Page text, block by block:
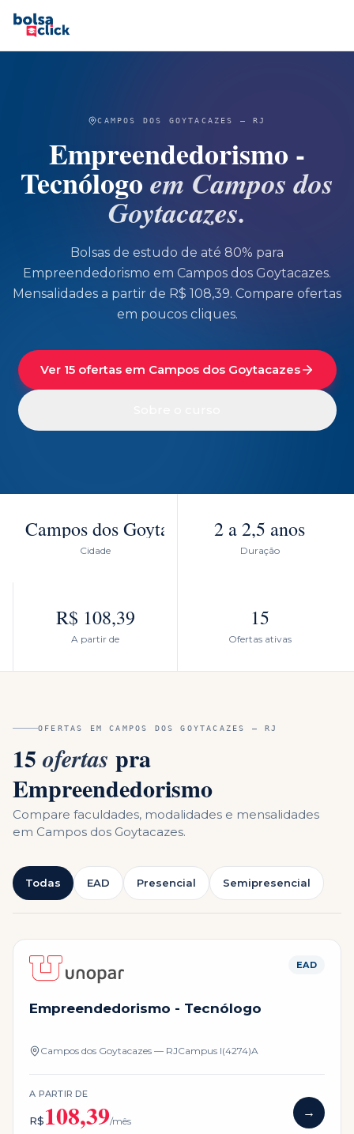
CAMPOS DOS GOYTACAZES —RJ
Empreendedorismo -
Tecnólogoem Campos dos
Goytacazes.
Bolsas de estudo de até 80% para
Empreendedorismo em Campos dos Goytacazes.
Mensalidades a partir de R$ 108,39. Compare ofertas
em poucos cliques.
Ver 15 ofertas em Campos dos Goytacazes
Campos dos Goytacazes
Cidade
2 a 2,5 anos
Duração
R$ 108,39
A partir de
15
Ofertas ativas
OFERTAS EMCAMPOS DOS GOYTACAZES —RJ
15 ofertas pra
Empreendedorismo
Compare faculdades, modalidades e mensalidades
em Campos dos Goytacazes.
Todas EAD Presencial Semipresencial
EAD
Empreendedorismo - Tecnólogo
Campos dos Goytacazes — RJCampus I(4274)A
A PARTIR DE
R$108,39/mês
→